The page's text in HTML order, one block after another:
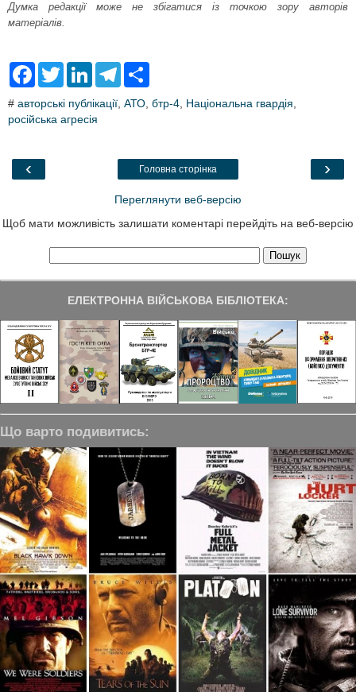
Думка редакції може не збігатися із точкою зору авторів
матеріалів.
F
e
b
k
T
t
t
L
k
e
T
e
m
r
# авторські публікації АТО бтр-4 Національна гвардія
російська агресія
‹ ›
Головна сторінка
Переглянути веб-версію
Щоб мати можливість залишати коментарі перейдіть на веб-версію
ЕЛЕКТРОННА ВІЙСЬКОВА БІБЛІОТЕКА:
Що варто подивитись: